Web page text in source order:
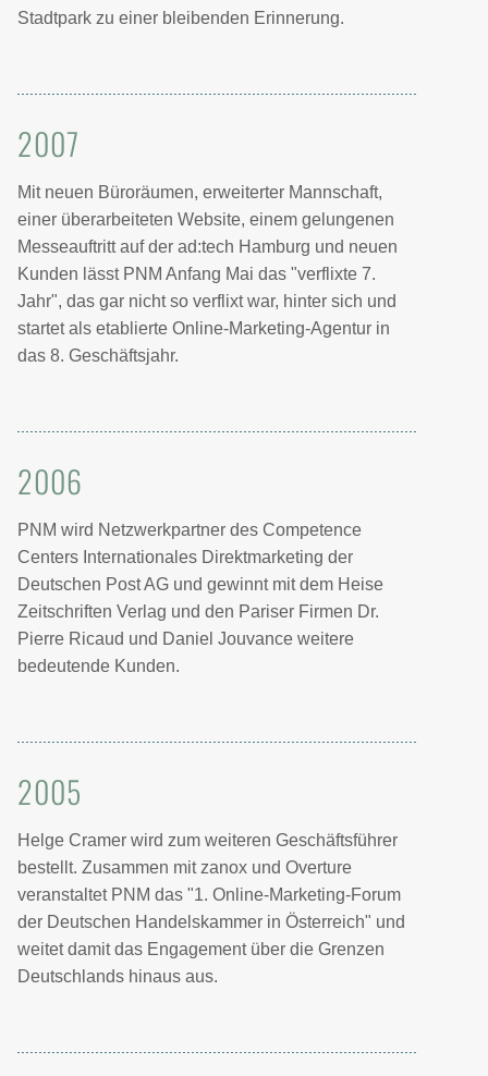
Stadtpark zu einer bleibenden Erinnerung.
2007
Mit neuen Büroräumen, erweiterter Mannschaft,
einer überarbeiteten Website, einem gelungenen
Messeauftritt auf der ad:tech Hamburg und neuen
Kunden lässt PNM Anfang Mai das "verflixte 7.
Jahr", das gar nicht so verflixt war, hinter sich und
startet als etablierte Online-Marketing-Agentur in
das 8. Geschäftsjahr.
2006
PNM wird Netzwerkpartner des Competence
Centers Internationales Direktmarketing der
Deutschen Post AG und gewinnt mit dem Heise
Zeitschriften Verlag und den Pariser Firmen Dr.
Pierre Ricaud und Daniel Jouvance weitere
bedeutende Kunden.
2005
Helge Cramer wird zum weiteren Geschäftsführer
bestellt. Zusammen mit zanox und Overture
veranstaltet PNM das "1. Online-Marketing-Forum
der Deutschen Handelskammer in Österreich" und
weitet damit das Engagement über die Grenzen
Deutschlands hinaus aus.